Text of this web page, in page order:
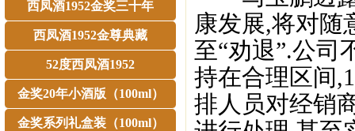
西凤酒1952金奖三十年
西凤酒1952金尊典藏
52度西凤酒1952
金奖20年小酒版（100ml）
金奖系列礼盒装（100ml）
康发展,将对随
至“劝退”.公司
持在合理区间
排人员对经销